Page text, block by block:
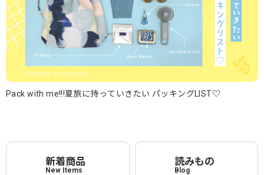
Pack with me!!!夏旅に持っていきたい パッキングLIST♡
新着商品
New Items
読みもの
Blog